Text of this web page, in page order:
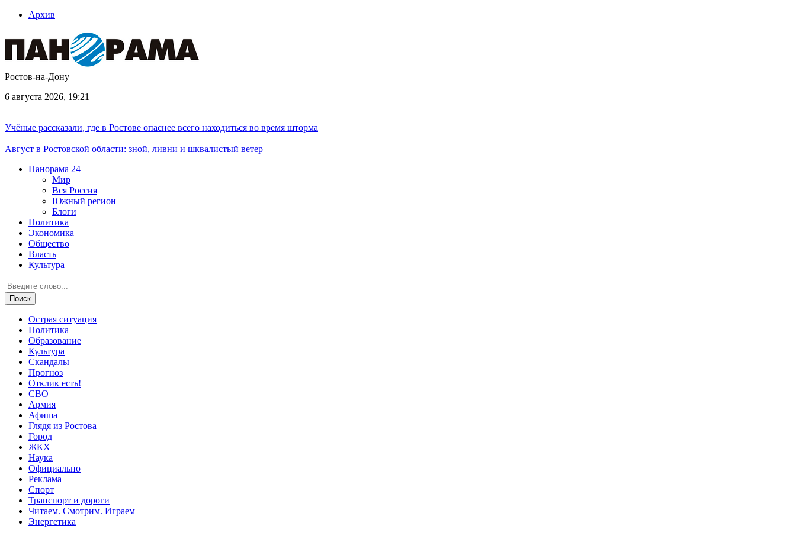
Архив
Ростов-на-Дону
6 августа 2026, 19:21
Учёные рассказали, где в Ростове опаснее всего находиться во время шторма
Август в Ростовской области: зной, ливни и шквалистый ветер
Панорама 24
Мир
Вся Россия
Южный регион
Блоги
Политика
Экономика
Общество
Власть
Культура
Острая ситуация
Политика
Образование
Культура
Скандалы
Прогноз
Отклик есть!
СВО
Армия
Афиша
Глядя из Ростова
Город
ЖКХ
Наука
Официально
Реклама
Спорт
Транспорт и дороги
Читаем. Смотрим. Играем
Энергетика